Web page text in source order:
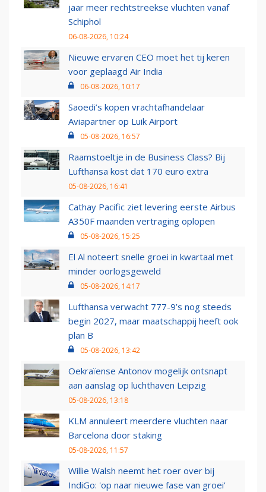
jaar meer rechtstreekse vluchten vanaf
Schiphol
06-08-2026, 10:24
Nieuwe ervaren CEO moet het tij keren
voor geplaagd Air India
06-08-2026, 10:17
Saoedi’s kopen vrachtafhandelaar
Aviapartner op Luik Airport
05-08-2026, 16:57
Raamstoeltje in de Business Class? Bij
Lufthansa kost dat 170 euro extra
05-08-2026, 16:41
Cathay Pacific ziet levering eerste Airbus
A350F maanden vertraging oplopen
05-08-2026, 15:25
El Al noteert snelle groei in kwartaal met
minder oorlogsgeweld
05-08-2026, 14:17
Lufthansa verwacht 777-9’s nog steeds
begin 2027, maar maatschappij heeft ook
plan B
05-08-2026, 13:42
Oekraïense Antonov mogelijk ontsnapt
aan aanslag op luchthaven Leipzig
05-08-2026, 13:18
KLM annuleert meerdere vluchten naar
Barcelona door staking
05-08-2026, 11:57
Willie Walsh neemt het roer over bij
IndiGo: 'op naar nieuwe fase van groei'